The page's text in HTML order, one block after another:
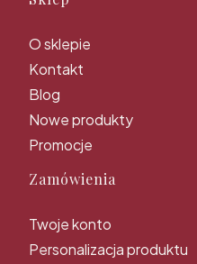
O sklepie
Kontakt
Blog
Nowe produkty
Promocje
Zamówienia
Twoje konto
Personalizacja produktu